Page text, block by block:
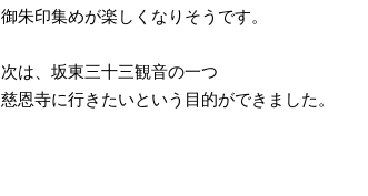
御朱印集めが楽しくなりそうです。
次は、坂東三十三観音の一つ
慈恩寺に行きたいという目的ができました。